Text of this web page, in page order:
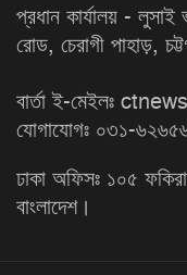
প্রধান কার্যালয় -
রোড, চেরাগী পাহাড়,
বার্তা ই-মেইলঃ
যোগাযোগঃ ০৩১-
ঢাকা অফিসঃ ১০৫
বাংলাদেশ।